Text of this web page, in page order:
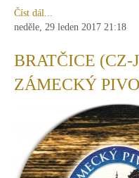
Číst dál...
neděle, 29 leden 2017 21:18
BRATČICE (CZ-
ZÁMECKÝ